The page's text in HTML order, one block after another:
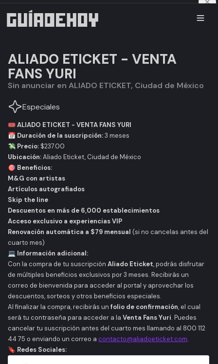
ALIADO ETICKET - VENTA
FANS YURI
Sin anunciar en ALIADO ETICKET, Ciudad de México
Especiales
🎟 ALIADO ETICKET - VENTA FANS YURI
📅 Duración de la suscripción:3 meses
💸 Precio: $237.00
Ubicación:Aliado Eticket, Ciudad de México
🎯 Beneficios:
M&G con artistas
Artículos autografiados
Skip the line
Descuentos en más de 6,000 establecimientos
Acceso exclusivo a experiencias VIP
Renovación automática a $79 mensual (si no cancelas antes del
cuarto mes)
💻 Información adicional:
Con la compra de tu suscripción Aliado Eticket, podrás disfrutar
de múltiples beneficios exclusivos por 3 meses. Recibirás un
correo de bienvenida para acceder al portal y aprovechar los
descuentos, sorteos y otros beneficios especiales.
Al finalizar la compra, recibirás un folio de confirmación, el cual
será tu contraseña para acceder a la Venta Fans Yuri. Puedes
cancelar tu suscripción antes del cuarto mes llamando al 800 112
44 75 o enviando un correo a contacto@aliadoeticket.com.
🔖 Redes Sociales: